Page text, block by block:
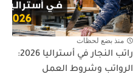
منذ بضع لحظات
راتب النجار في أستراليا 2026:
الرواتب وشروط العمل